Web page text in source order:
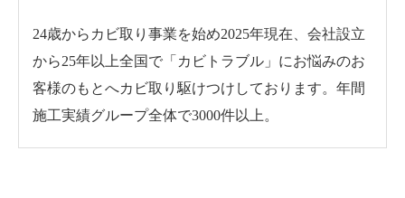
24歳からカビ取り事業を始め2025年現在、会社設立
から25年以上全国で「カビトラブル」にお悩みのお
客様のもとへカビ取り駆けつけしております。年間
施工実績グループ全体で3000件以上。